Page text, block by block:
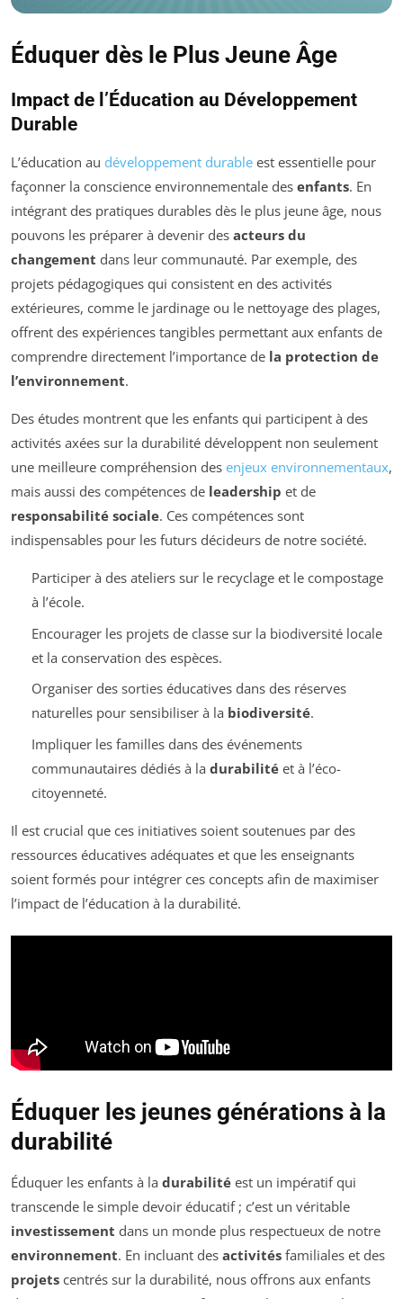
Éduquer dès le Plus Jeune Âge
Impact de l’Éducation au Développement
Durable
L’éducation au développement durable est essentielle pour
façonner la conscience environnementale des enfants. En
intégrant des pratiques durables dès le plus jeune âge, nous
pouvons les préparer à devenir des acteurs du
changement dans leur communauté. Par exemple, des
projets pédagogiques qui consistent en des activités
extérieures, comme le jardinage ou le nettoyage des plages,
offrent des expériences tangibles permettant aux enfants de
comprendre directement l’importance de la protection de
l’environnement.
Des études montrent que les enfants qui participent à des
activités axées sur la durabilité développent non seulement
une meilleure compréhension des enjeux environnementaux,
mais aussi des compétences de leadership et de
responsabilité sociale. Ces compétences sont
indispensables pour les futurs décideurs de notre société.
Participer à des ateliers sur le recyclage et le compostage
à l’école.
Encourager les projets de classe sur la biodiversité locale
et la conservation des espèces.
Organiser des sorties éducatives dans des réserves
naturelles pour sensibiliser à la biodiversité.
Impliquer les familles dans des événements
communautaires dédiés à la durabilitéet à l’éco-
citoyenneté.
Il est crucial que ces initiatives soient soutenues par des
ressources éducatives adéquates et que les enseignants
soient formés pour intégrer ces concepts afin de maximiser
l’impact de l’éducation à la durabilité.
Éduquer les jeunes générations à la
durabilité
Éduquer les enfants à la durabilité est un impératif qui
transcende le simple devoir éducatif ; c’est un véritable
investissement dans un monde plus respectueux de notre
environnement. En incluant des activités familiales et des
projets centrés sur la durabilité, nous offrons aux enfants